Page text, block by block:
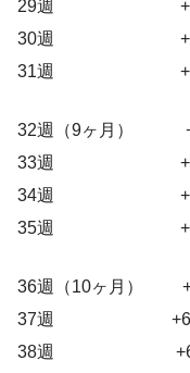
29週
30週
31週
32週（9ヶ月）
33週
34週
35週
36週（10ヶ月）
37週 +6.4
38週 +6.1